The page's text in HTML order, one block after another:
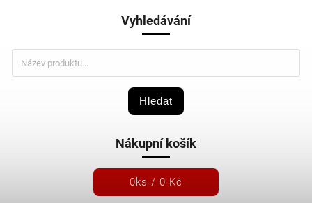
Vyhledávání
Hledat
Nákupní košík
0ks / 0 Kč